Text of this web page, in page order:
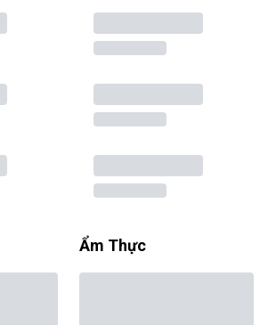
Ẩm Thực